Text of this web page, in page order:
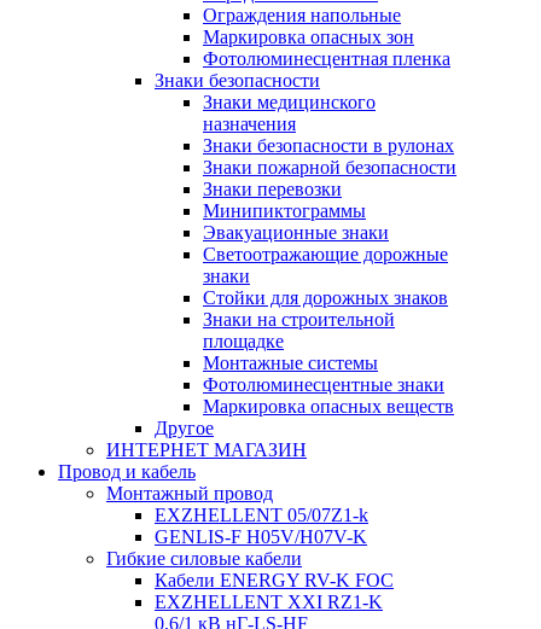
Ограждения напольные
Маркировка опасных зон
Фотолюминесцентная пленка
Знаки безопасности
Знаки медицинского
назначения
Знаки безопасности в рулонах
Знаки пожарной безопасности
Знаки перевозки
Минипиктограммы
Эвакуационные знаки
Светоотражающие дорожные
знаки
Стойки для дорожных знаков
Знаки на строительной
площадке
Монтажные системы
Фотолюминесцентные знаки
Маркировка опасных веществ
Другое
ИНТЕРНЕТ МАГАЗИН
Провод и кабель
Монтажный провод
EXZHELLENT 05/07Z1-k
GENLIS-F Н05V/H07V-K
Гибкие силовые кабели
Кабели ENERGY RV-K FOC
EXZHELLENT XXI RZ1-K
0,6/1 кВ нГ-LS-HF